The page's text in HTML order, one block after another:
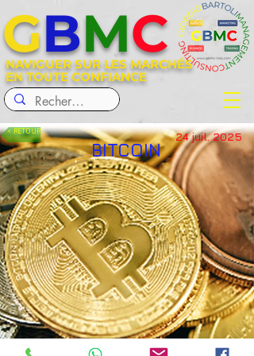
NAVIGUER SUR LES MARCHÉS
EN TOUTE CONFIANCE
GBMC
< RETOUR
BITCOIN
24 juil. 2025